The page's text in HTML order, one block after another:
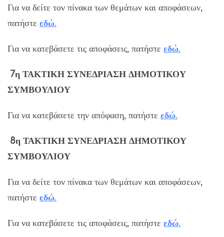
Για να δείτε τον πίνακα των θεμάτων και αποφάσεων,
πατήστε εδώ.
Για να κατεβάσετε τις αποφάσεις, πατήστε εδώ.
7η ΤΑΚΤΙΚΗ ΣΥΝΕΔΡΙΑΣΗ ΔΗΜΟΤΙΚΟΥ
ΣΥΜΒΟΥΛΙΟΥ
Για να κατεβάσετε την απόφαση, πατήστε εδώ.
8η ΤΑΚΤΙΚΗ ΣΥΝΕΔΡΙΑΣΗ ΔΗΜΟΤΙΚΟΥ
ΣΥΜΒΟΥΛΙΟΥ
Για να δείτε τον πίνακα των θεμάτων και αποφάσεων,
πατήστε εδώ.
Για να κατεβάσετε τις αποφάσεις, πατήστε εδώ.